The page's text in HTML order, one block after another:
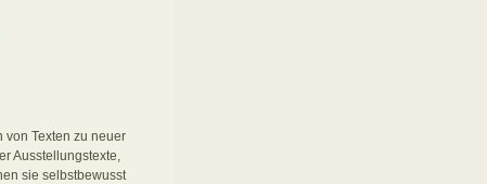
von Texten zu neuer
Ausstellungstexte,
sie selbstbewusst